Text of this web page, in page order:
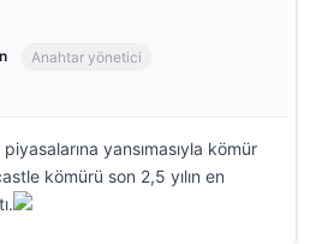
Anahtar yönetici
yansımasıyla kömür
kömürü son 2,5 yılın en